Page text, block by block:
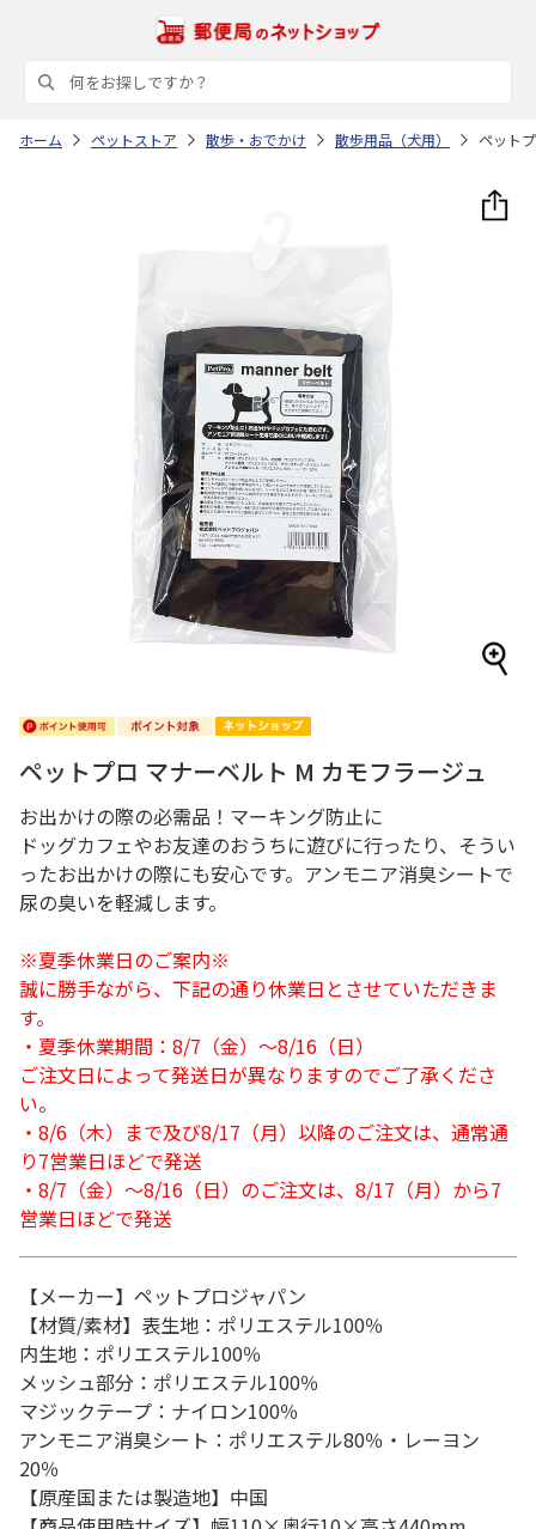
ホーム ペットストア 散歩・おでかけ 散歩用品（犬用） ペット
ペットプロ マナーベルト M カモフラージュ
お出かけの際の必需品！マーキング防止に
ドッグカフェやお友達のおうちに遊びに行ったり、そうい
ったお出かけの際にも安心です。アンモニア消臭シートで
尿の臭いを軽減します。
※夏季休業日のご案内※
誠に勝手ながら、下記の通り休業日とさせていただきま
す。
・夏季休業期間：8/7（金）～8/16（日）
ご注文日によって発送日が異なりますのでご了承くださ
い。
・8/6（木）まで及び8/17（月）以降のご注文は、通常通
り7営業日ほどで発送
・8/7（金）～8/16（日）のご注文は、8/17（月）から7
営業日ほどで発送
【メーカー】ペットプロジャパン
【材質/素材】表生地：ポリエステル100％
内生地：ポリエステル100％
メッシュ部分：ポリエステル100％
マジックテープ：ナイロン100％
アンモニア消臭シート：ポリエステル80％・レーヨン
20％
【原産国または製造地】中国